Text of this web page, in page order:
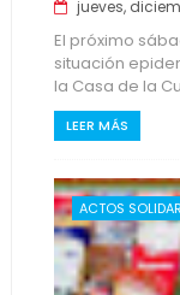
jueves,
El próximo
situación
la Casa de la
LEER MÁS
ACTOS